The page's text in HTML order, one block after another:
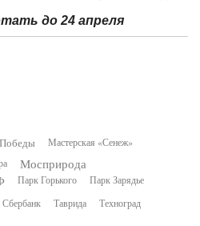
до 24 апреля
Мастерская «Сенеж»
Мосприрода
Парк Горького Парк Зарядье
Сбербанк Таврида
Техноград